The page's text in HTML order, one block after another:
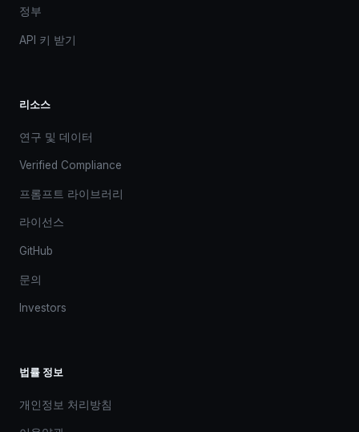
정부
API 키 받기
리소스
연구 및 데이터
Verified Compliance
프롬프트 라이브러리
라이선스
GitHub
문의
Investors
법률 정보
개인정보 처리방침